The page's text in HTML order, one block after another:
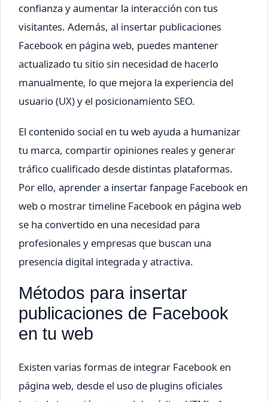
confianza y aumentar la interacción con tus
visitantes. Además, al insertar publicaciones
Facebook en página web, puedes mantener
actualizado tu sitio sin necesidad de hacerlo
manualmente, lo que mejora la experiencia del
usuario (UX) y el posicionamiento SEO.
El contenido social en tu web ayuda a humanizar
tu marca, compartir opiniones reales y generar
tráfico cualificado desde distintas plataformas.
Por ello, aprender a insertar fanpage Facebook en
web o mostrar timeline Facebook en página web
se ha convertido en una necesidad para
profesionales y empresas que buscan una
presencia digital integrada y atractiva.
Métodos para insertar
publicaciones de Facebook
en tu web
Existen varias formas de integrar Facebook en
página web, desde el uso de plugins oficiales